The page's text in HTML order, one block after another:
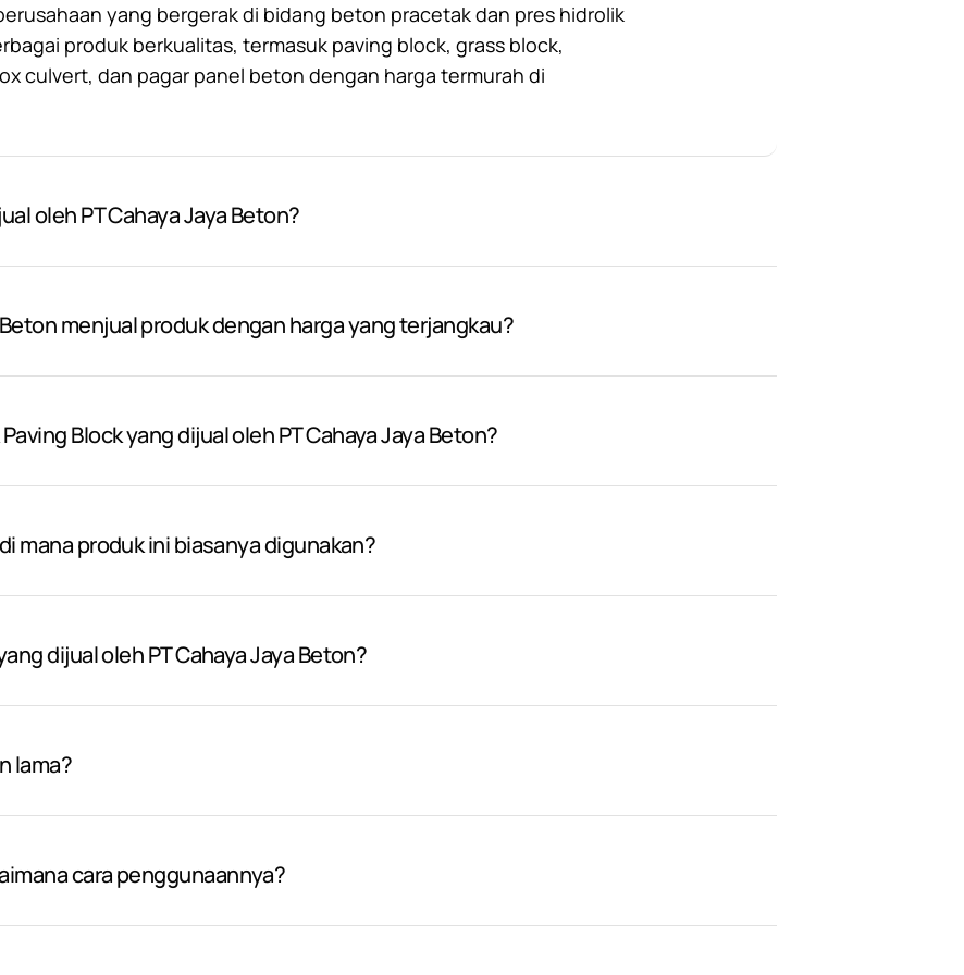
yang bergerak di bidang beton pracetak dan pres hidrolik
produk berkualitas, termasuk paving block, grass block,
culvert, dan pagar panel beton dengan harga termurah di
oleh PT Cahaya Jaya Beton?
menjual produk dengan harga yang terjangkau?
Block yang dijual oleh PT Cahaya Jaya Beton?
mana produk ini biasanya digunakan?
dijual oleh PT Cahaya Jaya Beton?
lama?
cara penggunaannya?